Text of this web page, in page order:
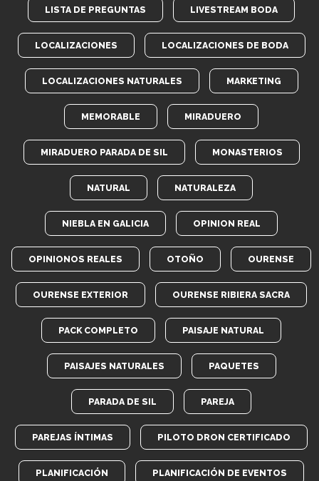
LISTA DE PREGUNTAS LIVESTREAM BODA
LOCALIZACIONES LOCALIZACIONES DE BODA
LOCALIZACIONES NATURALES MARKETING
MEMORABLE MIRADUERO
MIRADUERO PARADA DE SIL MONASTERIOS
NATURAL NATURALEZA
NIEBLA EN GALICIA OPINION REAL
OPINIONOS REALES OTOÑO OURENSE
OURENSE EXTERIOR OURENSE RIBIERA SACRA
PACK COMPLETO PAISAJE NATURAL
PAISAJES NATURALES PAQUETES
PARADA DE SIL PAREJA
PAREJAS ÍNTIMAS PILOTO DRON CERTIFICADO
PLANIFICACIÓN PLANIFICACIÓN DE EVENTOS